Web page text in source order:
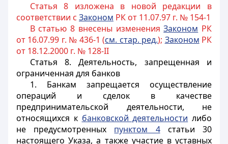
Статья 8 изложена в новой редакции в
соответствии с Законом РК от 11.07.97 г. № 154-1
В статью 8 внесены измененияЗаконом РК
от 16.07.99 г. № 436-1 (см. стар. ред.); Законом РК
от 18.12.2000 г. № 128-II
Статья 8. Деятельность, запрещенная и
ограниченная для банков
1. Банкам запрещается осуществление
операций и сделок в качестве
предпринимательской деятельности, не
относящихся к банковской деятельности либо
не предусмотренных пунктом 4статьи 30
настоящего Указа, а также участие в уставных